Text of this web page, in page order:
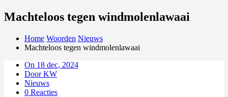
Machteloos tegen windmolenlawaai
Home Woorden Nieuws
Machteloos tegen windmolenlawaai
On 18 dec, 2024
Door KW
Nieuws
0 Reacties